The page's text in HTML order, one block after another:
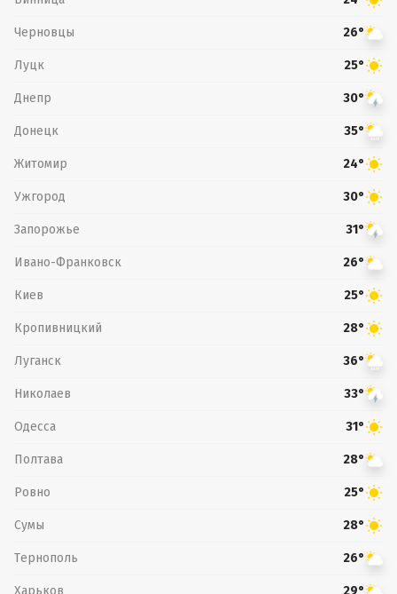
Черновцы 26°
Луцк 25°
Днепр 30°
Донецк 35°
Житомир 24°
Ужгород 30°
Запорожье 31°
Ивано-Франковск 26°
Киев 25°
Кропивницкий 28°
Луганск 36°
Николаев 33°
Одесса 31°
Полтава 28°
Ровно 25°
Сумы 28°
Тернополь 26°
Харьков 29°